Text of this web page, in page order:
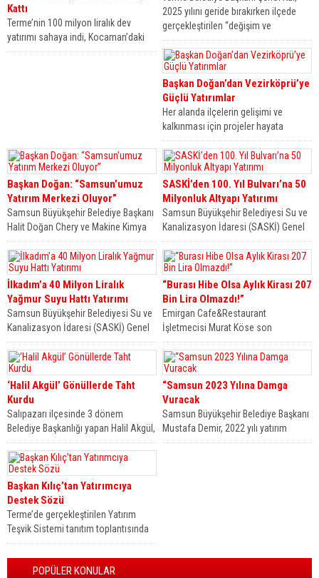
Kattı
Terme’nin 100 milyon liralık dev
yatırımı sahaya indi, Kocaman’daki
tesiste çarklar dönmeye başladı.
2025 yılını geride bırakırken ilçede
gerçekleştirilen “değişim ve
dönüşüm” hamlelerini...
Başkan Doğan’dan Vezirköprü’ye
Güçlü Yatırımlar
Her alanda ilçelerin gelişimi ve
kalkınması için projeler hayata
geçiren Samsun Büyükşehir
Belediyesi, Vezirköprü ilçesine...
Başkan Doğan: “Samsun’umuz
Yatırım Merkezi Oluyor”
Samsun Büyükşehir Belediye Başkanı
Halit Doğan Chery ve Makine Kimya
Endüstrisi Çarşamba Üretim
Kampüsü hakkındaki...
SASKİ’den 100. Yıl Bulvarı’na 50
Milyonluk Altyapı Yatırımı
Samsun Büyükşehir Belediyesi Su ve
Kanalizasyon İdaresi (SASKİ) Genel
Müdürlüğü, 100. Yıl Bulvarı’nda
yağmur sularının...
İlkadım’a 40 Milyon Liralık
Yağmur Suyu Hattı Yatırımı
Samsun Büyükşehir Belediyesi Su ve
Kanalizasyon İdaresi (SASKİ) Genel
Müdürlüğü, İlkadım ilçesinin
Derebahçe Mahallesi’nde, ani...
“Burası Hibe Olsa Aylık Kirası 207
Bin Lira Olmazdı!”
Emirgan Cafe&Restaurant
İşletmecisi Murat Köse son
dönemde yaşananlarla alakalı olarak
haber sitemize özel açıklamalarda
bulunurken,...
‘Halil Akgül’ Gönüllerde Taht
Kurdu
Salıpazarı ilçesinde 3 dönem
Belediye Başkanlığı yapan Halil Akgül,
ilçede gerçekleştirdiği çalışmalar ve
hayata geçirdiği...
“Samsun 2023 Yılına Damga
Vuracak
Samsun Büyükşehir Belediye Başkanı
Mustafa Demir, 2022 yılı yatırım
programının çok ilerisinde hizmet
Başkan Kılıç’tan Yatırımcıya
Destek Sözü
Terme’de gerçekleştirilen Yatırım
Teşvik Sistemi tanıtım toplantısında
konuşan Terme Belediye Başkanı Ali
Kılıç, “İlçemize yatırım...
POPÜLER KONULAR